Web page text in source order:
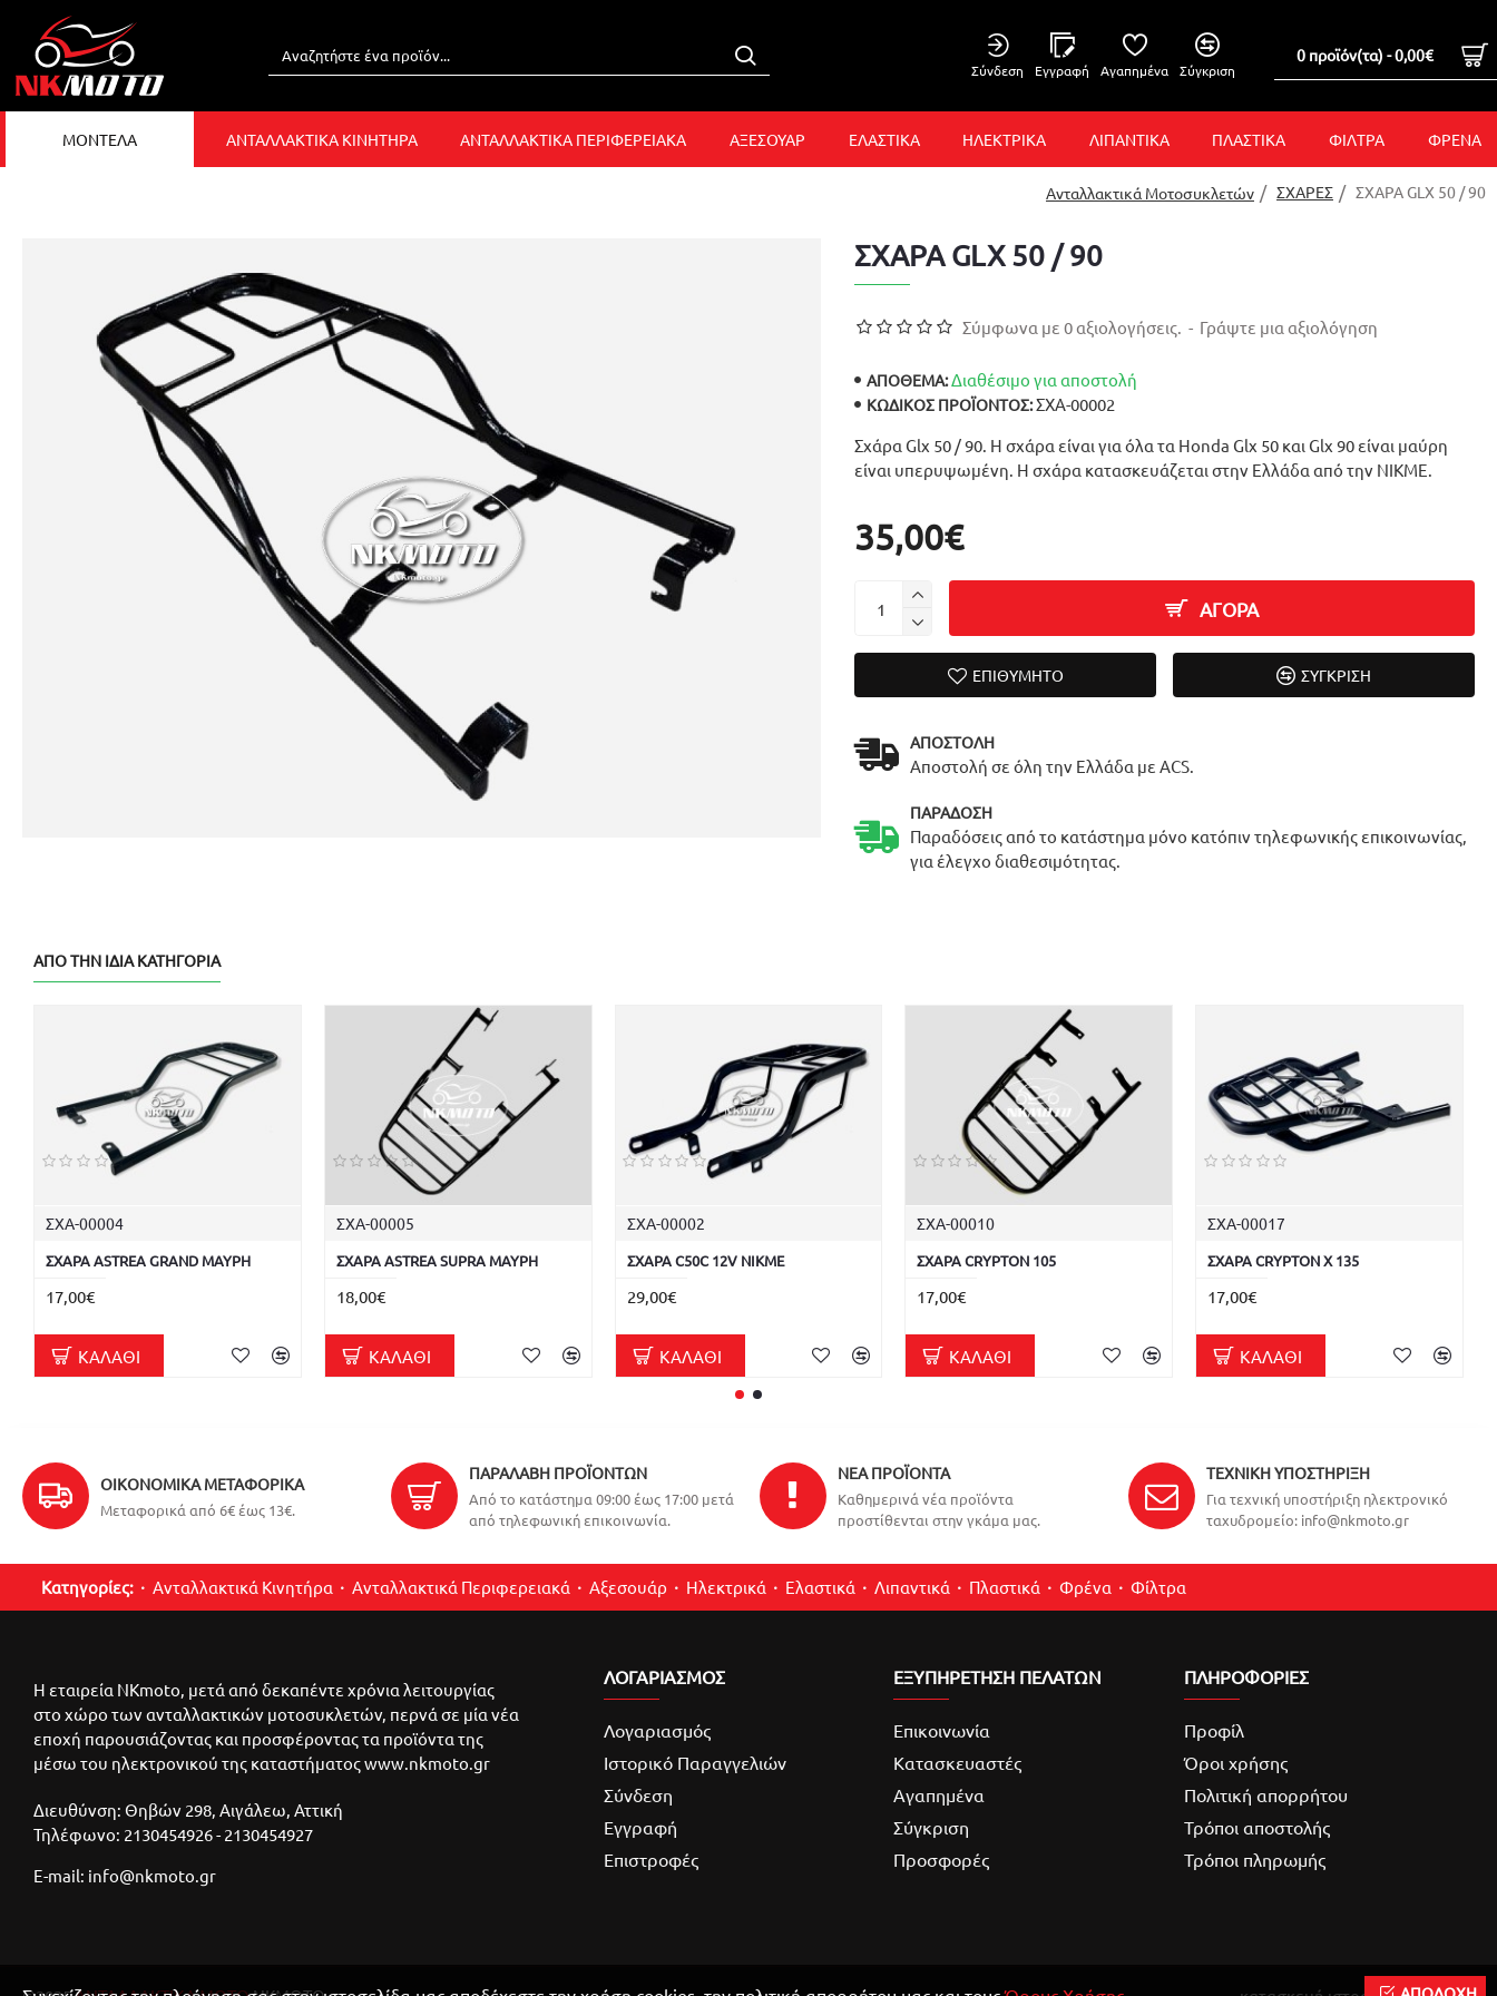
Σύνδεση Εγγραφή Αγαπημένα Σύγκριση
0 προϊόν(τα) - 0,00€
ΜΟΝΤΕΛΑ ΑΝΤΑΛΛΑΚΤΙΚΑ ΚΙΝΗΤΗΡΑ ΑΝΤΑΛΛΑΚΤΙΚΑ ΠΕΡΙΦΕΡΕΙΑΚΑ ΑΞΕΣΟΥΑΡ ΕΛΑΣΤΙΚΑ ΗΛΕΚΤΡΙΚΑ ΛΙΠΑΝΤΙΚΑ ΠΛΑΣΤΙΚΑ ΦΙΛΤΡΑ ΦΡΕΝΑ
Ανταλλακτικά Μοτοσυκλετών ΣΧΑΡΕΣ ΣΧΑΡΑ GLX 50 / 90
ΣΧΑΡΑ GLX 50 / 90
Σχάρα Glx 50 / 90. Η σχάρα είναι για όλα τα Honda Glx 50 και Glx 90 είναι μαύρη
είναι υπερυψωμένη. Η σχάρα κατασκευάζεται στην Ελλάδα από την NIKME.
ΑΠΟΘΕΜΑ:Διαθέσιμο για αποστολή
ΚΩΔΙΚΌΣ ΠΡΟΪΌΝΤΟΣ:ΣΧΑ-00002
Σύμφωνα με 0 αξιολογήσεις. - Γράψτε μια αξιολόγηση
35,00€
ΑΓΟΡΑ
ΕΠΙΘΥΜΗΤΌ ΣΎΓΚΡΙΣΗ
ΑΠΟΣΤΟΛΉ
Αποστολή σε όλη την Ελλάδα με ACS.
ΠΑΡΆΔΟΣΗ
Παραδόσεις από το κατάστημα μόνο κατόπιν τηλεφωνικής επικοινωνίας,
για έλεγχο διαθεσιμότητας.
ΑΠΌ ΤΗΝ ΊΔΙΑ ΚΑΤΗΓΟΡΊΑ
ΣΧΑ-00004
ΣΧΑΡΑ ASTREA GRAND ΜΑΥΡΗ
17,00€
ΚΑΛΆΘΙ
ΣΧΑ-00005
ΣΧΑΡΑ ASTREA SUPRA ΜΑΥΡΗ
18,00€
ΚΑΛΆΘΙ
ΣΧΑ-00002
ΣΧΑΡΑ C50C 12V NIKME
29,00€
ΚΑΛΆΘΙ
ΣΧΑ-00010
ΣΧΑΡΑ CRYPTON 105
17,00€
ΚΑΛΆΘΙ
ΣΧΑ-00017
ΣΧΑΡΑ CRYPTON X 135
17,00€
ΚΑΛΆΘΙ
ΟΙΚΟΝΟΜΙΚΆ ΜΕΤΑΦΟΡΙΚΆ
Μεταφορικά από 6€ έως 13€.
ΠΑΡΑΛΑΒΉ ΠΡΟΪΌΝΤΩΝ
Από το κατάστημα 09:00 έως 17:00 μετά
από τηλεφωνική επικοινωνία.
ΝΈΑ ΠΡΟΪΌΝΤΑ
Καθημερινά νέα προϊόντα
προστίθενται στην γκάμα μας.
ΤΕΧΝΙΚΉ ΥΠΟΣΤΉΡΙΞΗ
Για τεχνική υποστήριξη ηλεκτρονικό
ταχυδρομείο: info@nkmoto.gr
Κατηγορίες: Ανταλλακτικά Κινητήρα Ανταλλακτικά Περιφερειακά Αξεσουάρ Ηλεκτρικά Ελαστικά Λιπαντικά Πλαστικά Φρένα Φίλτρα
Η εταιρεία NKmoto, μετά από δεκαπέντε χρόνια λειτουργίας
στο χώρο των ανταλλακτικών μοτοσυκλετών, περνά σε μία νέα
εποχή παρουσιάζοντας και προσφέροντας τα προϊόντα της
μέσω του ηλεκτρονικού της καταστήματος www.nkmoto.gr
Διευθύνση: Θηβών 298, Αιγάλεω, Αττική
Τηλέφωνο: 2130454926 - 2130454927
E-mail: info@nkmoto.gr
ΛΟΓΑΡΙΑΣΜΌΣ
Λογαριασμός
Ιστορικό Παραγγελιών
Σύνδεση
Εγγραφή
Επιστροφές
ΕΞΥΠΗΡΕΤΗΣΗ ΠΕΛΑΤΩΝ
Επικοινωνία
Κατασκευαστές
Αγαπημένα
Σύγκριση
Προσφορές
ΠΛΗΡΟΦΟΡΙΕΣ
Προφίλ
Όροι χρήσης
Πολιτική απορρήτου
Τρόποι αποστολής
Τρόποι πληρωμής